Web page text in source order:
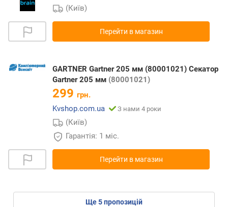
(Київ)
Перейти в магазин
GARTNER Gartner 205 мм (80001021) Секатор
Gartner 205 мм (80001021)
299 грн.
Kvshop.com.ua
З нами 4 роки
(Київ)
Гарантія: 1 міс.
Перейти в магазин
ще5пропозицій